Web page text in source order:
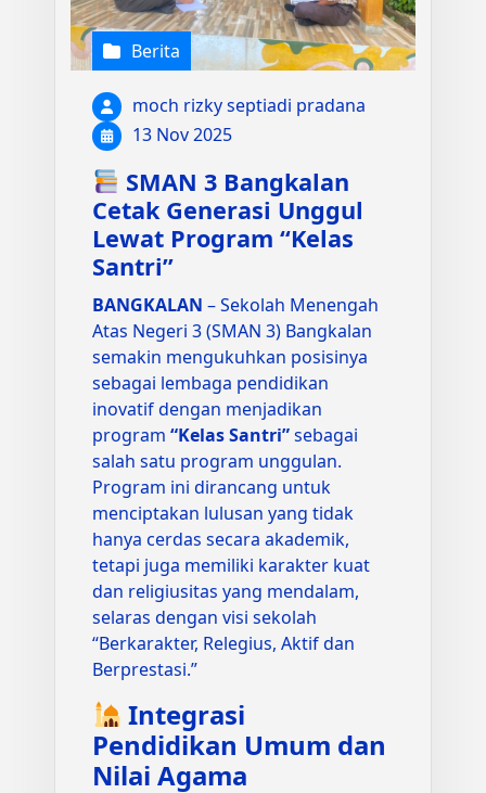
Berita
moch rizky septiadi pradana
13 Nov 2025
SMAN 3 Bangkalan
Cetak Generasi Unggul
Lewat Program “Kelas
Santri”
BANGKALAN – Sekolah Menengah
Atas Negeri 3 (SMAN 3) Bangkalan
semakin mengukuhkan posisinya
sebagai lembaga pendidikan
inovatif dengan menjadikan
program “Kelas Santri”sebagai
salah satu program unggulan.
Program ini dirancang untuk
menciptakan lulusan yang tidak
hanya cerdas secara akademik,
tetapi juga memiliki karakter kuat
dan religiusitas yang mendalam,
selaras dengan visi sekolah
“Berkarakter, Relegius, Aktif dan
Berprestasi.”
Integrasi
Pendidikan Umum dan
Nilai Agama